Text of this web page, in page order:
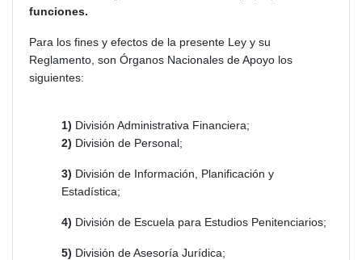
funciones.
Para los fines y efectos de la presente Ley y su
Reglamento, son Órganos Nacionales de Apoyo los
siguientes:
1) División Administrativa Financiera;
2) División de Personal;
3) División de Información, Planificación y
Estadística;
4) División de Escuela para Estudios Penitenciarios;
5) División de Asesoría Jurídica;